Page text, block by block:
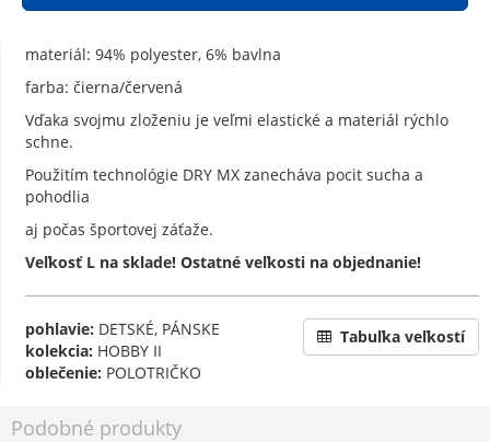
materiál: 94% polyester, 6% bavlna
farba: čierna/červená
Vďaka svojmu zloženiu je veľmi elastické a materiál rýchlo
schne.
Použitím technológie DRY MX zanecháva pocit sucha a
pohodlia
aj počas športovej záťaže.
Veľkosť L na sklade! Ostatné veľkosti na objednanie!
Tabuľka veľkostí
pohlavie: DETSKÉ, PÁNSKE
kolekcia: HOBBY II
oblečenie: POLOTRIČKO
Podobné produkty